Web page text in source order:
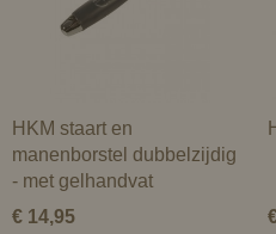
HKM staart en
manenborstel dubbelzijdig
- met gelhandvat
€ 14,95